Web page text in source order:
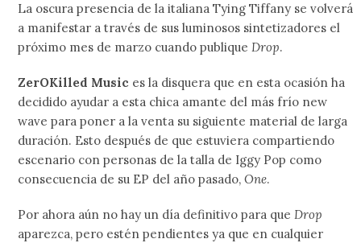
La oscura presencia de la italiana Tying Tiffany se volverá
a manifestar a través de sus luminosos sintetizadores el
próximo mes de marzo cuando publiqueDrop.
ZerOKilled Music es la disquera que en esta ocasión ha
decidido ayudar a esta chica amante del más frío new
wave para poner a la venta su siguiente material de larga
duración. Esto después de que estuviera compartiendo
escenario con personas de la talla de Iggy Pop como
consecuencia de su EP del año pasado,One.
Por ahora aún no hay un día definitivo para queDrop
aparezca, pero estén pendientes ya que en cualquier